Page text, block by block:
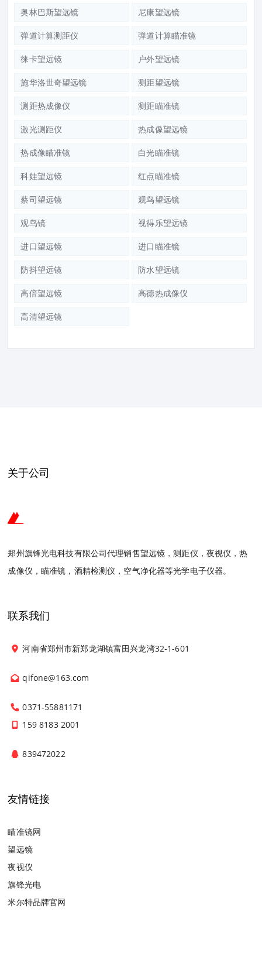
奥林巴斯望远镜 尼康望远镜
弹道计算测距仪 弹道计算瞄准镜
徕卡望远镜 户外望远镜
施华洛世奇望远镜 测距望远镜
测距热成像仪 测距瞄准镜
激光测距仪 热成像望远镜
热成像瞄准镜 白光瞄准镜
科娃望远镜 红点瞄准镜
蔡司望远镜 观鸟望远镜
观鸟镜 视得乐望远镜
进口望远镜 进口瞄准镜
防抖望远镜 防水望远镜
高倍望远镜 高德热成像仪
高清望远镜
关于公司
郑州旗锋光电科技有限公司代理销售望远镜，测距仪，夜视仪，热
成像仪，瞄准镜，酒精检测仪，空气净化器等光学电子仪器。
联系我们
河南省郑州市新郑龙湖镇富田兴龙湾32-1-601
qifone@163.com
0371-55881171
159 8183 2001
839472022
友情链接
瞄准镜网
望远镜
夜视仪
旗锋光电
米尔特品牌官网